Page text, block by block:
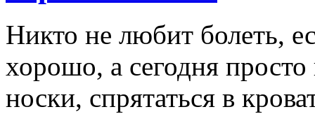
Никто не любит болеть,
хорошо, а сегодня
носки, спрятаться в